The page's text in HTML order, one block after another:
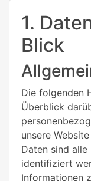
1.
Blick
Die folgenden
Überblick
unsere
Daten sind
identifiziert
Informationen